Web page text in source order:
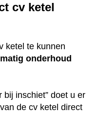
cv ketel
ketel te kunnen
onderhoud
bij inschiet” doet u er
de cv ketel direct